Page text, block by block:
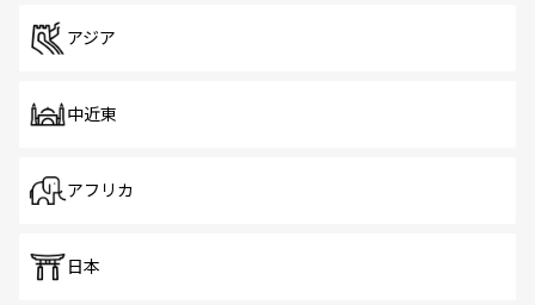
アジア
中近東
アフリカ
日本